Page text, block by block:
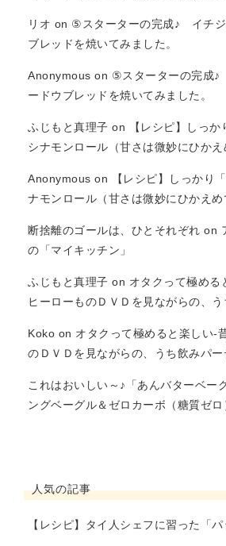
リオ on ⑤スターターの完成♪ イチジ
ブレッドを焼いてみました。
Anonymous on ⑤スターターの完成
ードウブレッドを焼いてみました。
ふじもと真理子 on
【レシピ】しっ
シナモンロール（甘さは微妙にひかえ
Anonymous on
【レシピ】しっかり
ナモンロール（甘さは微妙にひかえめ
断捨離のゴールは、ひとそれぞれ on
の「マイキッチン」
ふじもと真理子 on オタクって極める
ヒーローものＤＶＤを見ながらの、う
Koko on オタクって極めると楽しい-
のＤＶＤを見ながらの、うち飲みパー
これはおいしい～♪「あんバターベーグ
ングベーグル＆ゼロカーボ（糖質ゼ
人気の記事
【レシピ】タイ人シェフに習った「パ